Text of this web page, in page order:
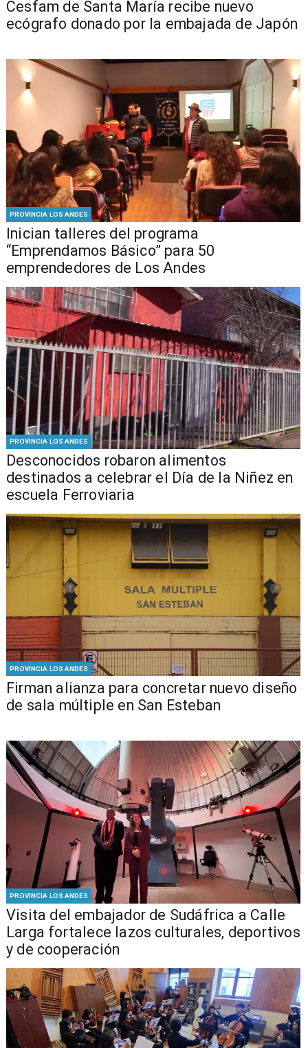
Cesfam de Santa María recibe nuevo
ecógrafo donado por la embajada de Japón
PROVINCIA LOS ANDES
Inician talleres del programa
“Emprendamos Básico” para 50
emprendedores de Los Andes
PROVINCIA LOS ANDES
Desconocidos robaron alimentos
destinados a celebrar el Día de la Niñez en
escuela Ferroviaria
PROVINCIA LOS ANDES
​​Firman alianza para concretar nuevo diseño
de sala múltiple en San Esteban
PROVINCIA LOS ANDES
​Visita del embajador de Sudáfrica a Calle
Larga fortalece lazos culturales, deportivos
y de cooperación